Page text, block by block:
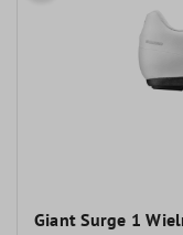
Giant Surge 1